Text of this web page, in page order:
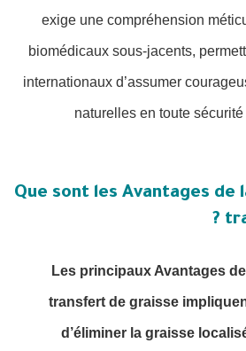
exige une compréhension
biomédicaux sous-jacents,
internationaux d’assumer
naturelles en toute
Que sont les Avantages de
Les principaux Avantages
transfert de graisse
d’éliminer la graisse